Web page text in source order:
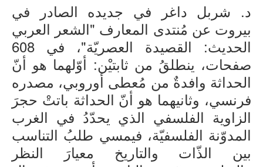
هواء وأهواء
سرد وسرد
كتب للتحميل
صُوَر
السيرة المهنية
كتب
د. شربل داغر في جديده الصادر في
بيروت عن مُنتدى المعارف "الشعر العربي
الحديث: القصيدة العصريّة"، في 608
صفحات، ينطلقُ من ثابتيْن: أوّلهما هو أنّ
الحداثة وافدةٌ من مُعطى أوروبي، مصدره
فرنسي، وثانيهما هو أنّ الحداثة باتتْ حجرَ
الزاوية الفلسفي الذي يحدّدُ في الغرب
المدوّنة الفلسفيّة، فيمسي طلبُ التناسب
بين الذّات والتاريخ معيارَ النظر